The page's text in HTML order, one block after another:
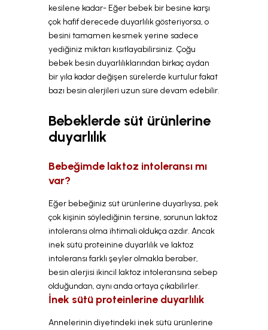
kesilene kadar- Eğer bebek bir besine karşı
çok hafif derecede duyarlılık gösteriyorsa, o
besini tamamen kesmek yerine sadece
yediğiniz miktarı kısıtlayabilirsiniz. Çoğu
bebek besin duyarlılıklarından birkaç aydan
bir yıla kadar değişen sürelerde kurtulur fakat
bazı besin alerjileri uzun süre devam edebilir.
Bebeklerde süt ürünlerine
duyarlılık
Bebeğimde laktoz intoleransı mı
var?
Eğer bebeğiniz süt ürünlerine duyarlıysa, pek
çok kişinin söylediğinin tersine, sorunun laktoz
intoleransı olma ihtimali oldukça azdır. Ancak
inek sütü proteinine duyarlılık ve laktoz
intoleransı farklı şeyler olmakla beraber,
besin alerjisi ikincil laktoz intoleransına sebep
olduğundan, aynı anda ortaya çıkabilirler.
İnek sütü proteinlerine duyarlılık
Annelerinin diyetindeki inek sütü ürünlerine